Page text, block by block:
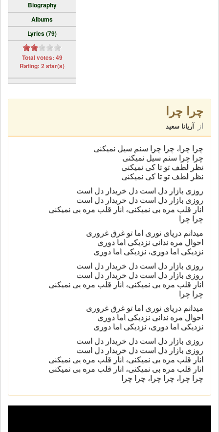
Biography
Albums
Lyrics (79)
Total votes: 49
Rating: 2 star(s)
چرا چرا
از آریانا سعید
چرا چرا، چرا چرا سنم سیل نمیکنی
چرا چرا سنم سیل نمیکنی
نظر لطف تو تا کی نمیکنی
نظر لطف تو تا کی نمیکنی
روزی بازار دل است دل خریدار دل است
روزی بازار دل است دل خریدار دل است
انار قلب مره بی نمیکنی، انار قلب مره بی نمیکنی
چرا چرا
میدانم دریای نوری اما تو غرق غروری
احوال مره ندانی نزدیکی اما دوری
نزدیکی اما دوری، نزدیکی اما دوری
روزی بازار دل است دل خریدار دل است
روزی بازار دل است دل خریدار دل است
انار قلب مره بی نمیکنی، انار قلب مره بی نمیکنی
چرا چرا
میدانم دریای نوری اما تو غرق غروری
احوال مره ندانی نزدیکی اما دوری
نزدیکی اما دوری، نزدیکی اما دوری
روزی بازار دل است دل خریدار دل است
روزی بازار دل است دل خریدار دل است
انار قلب مره بی نمیکنی، انار قلب مره بی نمیکنی
انار قلب مره بی نمیکنی، انار قلب مره بی نمیکنی
چرا چرا، چرا چرا، چرا چرا